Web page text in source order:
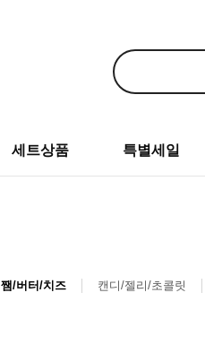
세트상품 특별세일
쨈/버터/치즈 캔디/젤리/초콜릿